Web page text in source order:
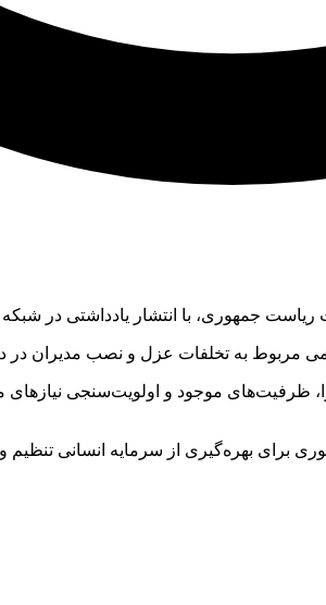
ریاست جمهوری، با انتشار یادداشتی در
مربوط به تخلفات عزل و نصب مدیران در
برای بهره‌گیری از سرمایه انسانی